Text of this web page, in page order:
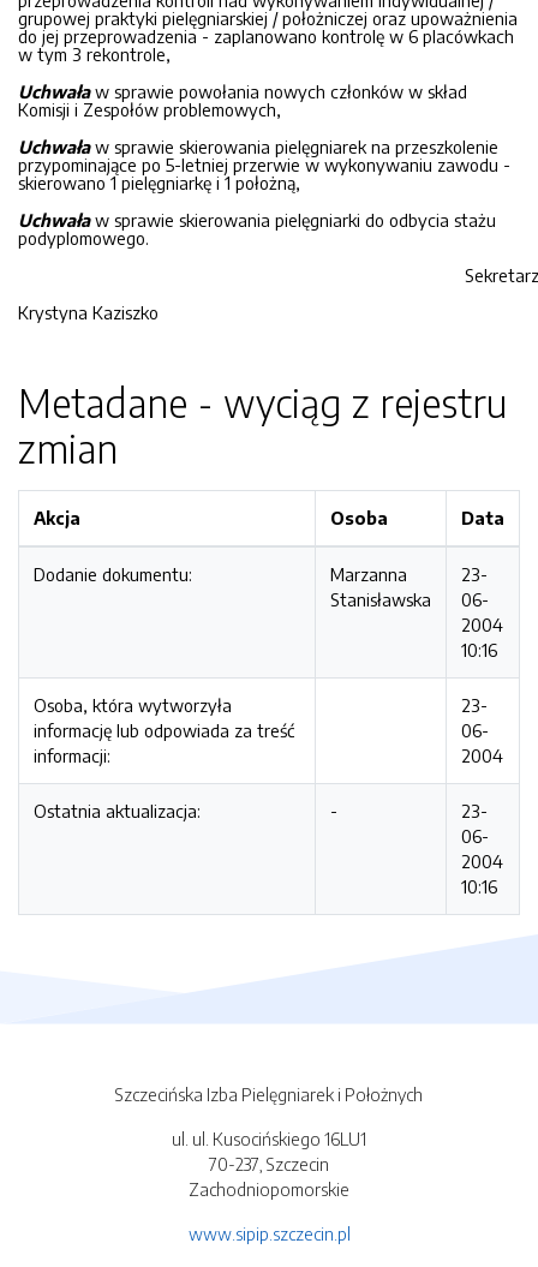
grupowej praktyki pielęgniarskiej / położniczej oraz upoważnienia
do jej przeprowadzenia - zaplanowano kontrolę w 6 placówkach
w tym 3 rekontrole,
Uchwaław sprawie powołania nowych członków w skład
Komisji i Zespołów problemowych,
Uchwaław sprawie skierowania pielęgniarek na przeszkolenie
przypominające po 5-letniej przerwie w wykonywaniu zawodu -
skierowano 1 pielęgniarkę i 1 położną,
Uchwaław sprawie skierowania pielęgniarki do odbycia stażu
podyplomowego.
Sekretarz
Krystyna Kaziszko
Metadane - wyciąg z rejestru
zmian
Akcja Osoba Data
Dodanie dokumentu:
Marzanna
Stanisławska
23-
06-
2004
10:16
Osoba, która wytworzyła
informację lub odpowiada za treść
informacji:
23-
06-
2004
Ostatnia aktualizacja: -
23-
06-
2004
10:16
Szczecińska Izba Pielęgniarek i Położnych
ul. ul. Kusocińskiego 16LU1
70-237, Szczecin
Zachodniopomorskie
www.sipip.szczecin.pl